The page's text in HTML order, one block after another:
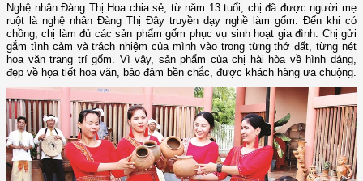
Nghệ nhân Đàng Thị Hoa chia sẻ, từ năm 13 tuổi, chị đã được người mẹ
ruột là nghệ nhân Đàng Thị Đây truyền dạy nghề làm gốm. Đến khi có
chồng, chị làm đủ các sản phẩm gốm phục vụ sinh hoạt gia đình. Chị gửi
gắm tình cảm và trách nhiệm của mình vào trong từng thớ đất, từng nét
hoa văn trang trí gốm. Vì vậy, sản phẩm của chị hài hòa về hình dáng,
đẹp về họa tiết hoa văn, bảo đảm bền chắc, được khách hàng ưa chuộng.